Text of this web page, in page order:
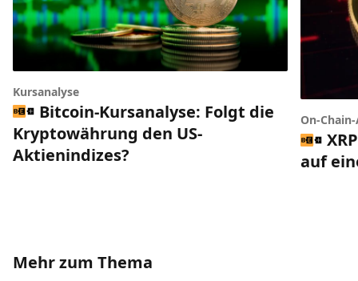
Kursanalyse
Bitcoin-Kursanalyse: Folgt die
Kryptowährung den US-
Aktienindizes?
On-
auf
Mehr zum Thema